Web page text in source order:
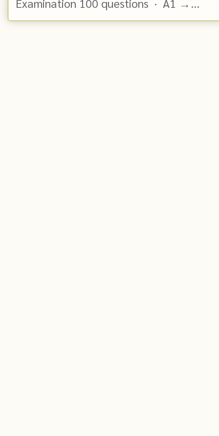
Examination 100 questions · A1 →...